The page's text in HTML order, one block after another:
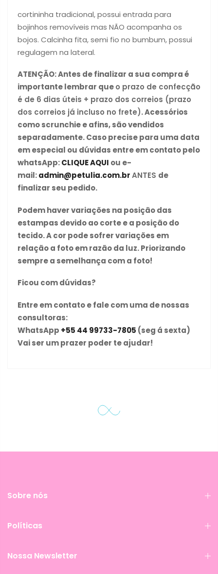
cortininha tradicional, possui entrada para
bojinhos removíveis mas NÃO acompanha os
bojos. Calcinha fita, semi fio no bumbum, possui
regulagem na lateral.
ATENÇÃO:Antes de finalizar a sua compra é
importante lembrar queo prazo de confecção
é de 6 dias úteis + prazo dos correios (prazo
dos correios já incluso no frete). Acessórios
como scrunchie e afins, são vendidos
separadamente. Caso precise para uma data
em especial ou dúvidas entre em contato pelo
whatsApp:CLIQUE AQUI ou e-
mail:admin@petulia.com.brANTES de
finalizar seu pedido.
Podem haver variações na posição das
estampas devido ao corte e a posição do
tecido. A cor pode sofrer variações em
relação a foto em razão da luz. Priorizando
sempre a semelhança com a foto!
Ficou com dúvidas?
Entre em contato e fale com uma de nossas
consultoras:
WhatsApp +55 44 99733-7805 (seg á sexta)
Vai ser um prazer poder te ajudar!
Sobre nós
Políticas
Nossa Newsletter